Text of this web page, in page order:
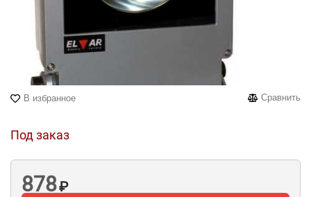
В избранное Сравнить
Под заказ
878₽